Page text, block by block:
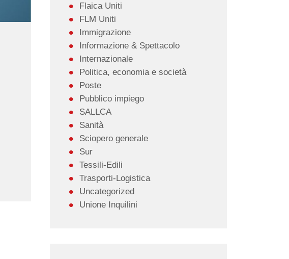
Flaica Uniti
FLM Uniti
Immigrazione
Informazione & Spettacolo
Internazionale
Politica, economia e società
Poste
Pubblico impiego
SALLCA
Sanità
Sciopero generale
Sur
Tessili-Edili
Trasporti-Logistica
Uncategorized
Unione Inquilini